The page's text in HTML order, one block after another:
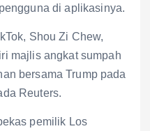
di aplikasinya.
Shou Zi Chew,
majlis angkat sumpah
bersama Trump pada
Reuters.
pemilik Los